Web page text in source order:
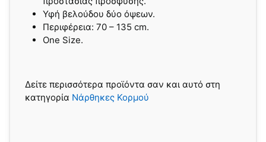
Υφή βελούδου δύο όψεων.
Περιφέρεια: 70 – 135 cm.
One Size.
Δείτε περισσότερα προϊόντα σαν και αυτό στη
κατηγορία Νάρθηκες Κορμού